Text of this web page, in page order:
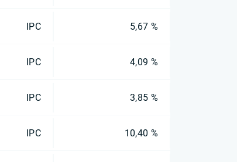
IPC 5,67 %
IPC 4,09 %
IPC 3,85 %
IPC 10,40 %